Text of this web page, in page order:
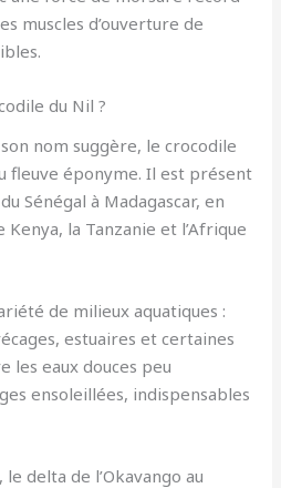
muscles d’ouverture de
du Nil ?
nom suggère, le crocodile
fleuve éponyme. Il est présent
Sénégal à Madagascar, en
Kenya, la Tanzanie et l’Afrique
de milieux aquatiques :
estuaires et certaines
les eaux douces peu
ensoleillées, indispensables
delta de l’Okavango au